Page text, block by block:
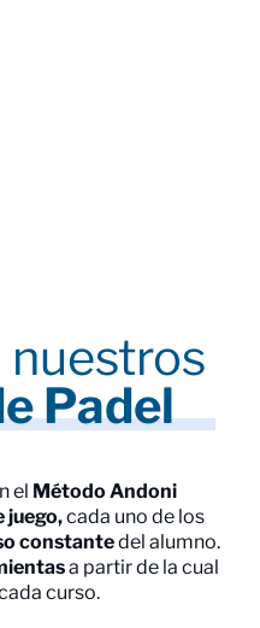
nuestros
Padel
el Método Andoni
juego,cada uno de los
constantedel alumno.
a partir de la cual
curso.